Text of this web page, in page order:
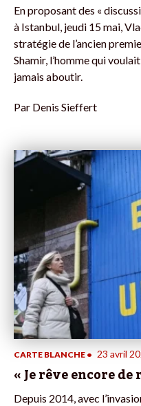
En proposant des «
à Istanbul, jeudi 15 mai,
stratégie de l’ancien
Shamir, l’homme qui
jamais aboutir.
Par Denis Sieffert
CARTE BLANCHE • 23 avril
« Je rêve encore
Depuis 2014, avec